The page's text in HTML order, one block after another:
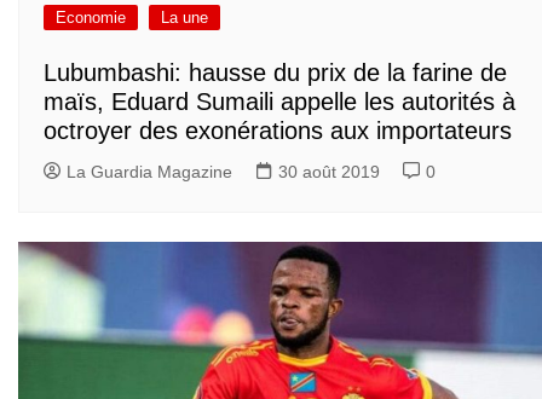
Economie La une
Lubumbashi: hausse du prix de la farine de
maïs, Eduard Sumaili appelle les autorités à
octroyer des exonérations aux importateurs
La Guardia Magazine 30 août 2019 0